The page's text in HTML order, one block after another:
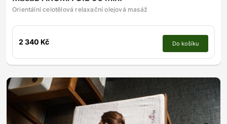
Orientální celotělová relaxační olejová masáž
2 340 Kč Do košíku